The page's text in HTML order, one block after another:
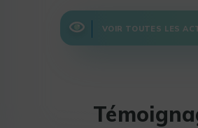
VOIR TOUTES LES